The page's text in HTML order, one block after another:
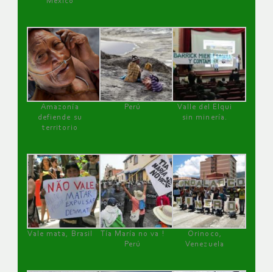
Amazonía
defiende su
territorio
Perú
Valle del Elqui
sin minería.
Vale mata, Brasil
Tía María no va !
Perú
Orinoco,
Venezuela